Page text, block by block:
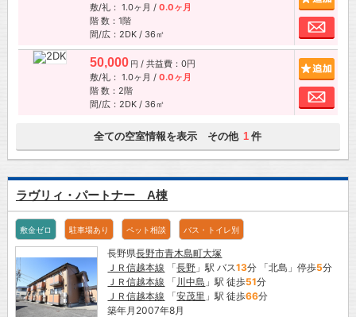
敷/礼： 1.0ヶ月 / 0.0ヶ月
階 数：1階
間/広：2DK / 36㎡
お
50,000 円 / 共益費：0円
敷/礼： 1.0ヶ月 / 0.0ヶ月
階 数：2階
間/広：2DK / 36㎡
お
全ての空室情報を表示 その他 1 件
ラヴリィ・パートナー A棟
敷金ゼロ 駐車場あり ペット相談 バス・トイレ別
長野県長野市青木島町大塚
ＪＲ信越本線 「長野 」駅 バス13分 「北島」停歩5分
ＪＲ信越本線 「 川中島 」駅 徒歩51分
ＪＲ信越本線 「安茂里 」駅 徒歩66分
築年月2007年8月